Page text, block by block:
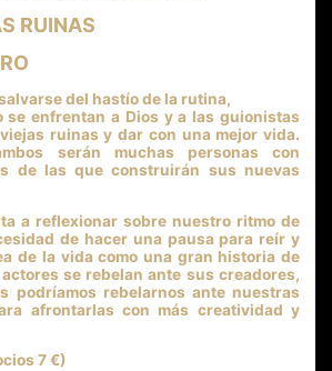
RUINAS
del hastío de la rutina,
se enfrentan a Dios y a las guionistas
ruinas y dar con una mejor vida.
serán muchas personas con
de las que construirán sus nuevas
a reflexionar sobre nuestro ritmo de
de hacer una pausa para reír y
de la vida como una gran historia de
se rebelan ante sus creadores,
podríamos rebelarnos ante nuestras
afrontarlas con más creatividad y
7 €)